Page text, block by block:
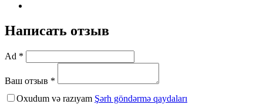
Написать отзыв
Ad *
Ваш отзыв *
Oxudum və razıyam Şərh göndərmə qaydaları